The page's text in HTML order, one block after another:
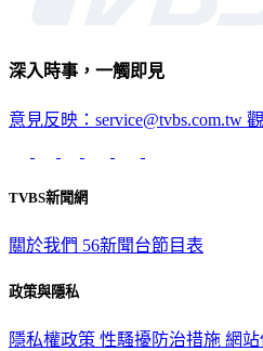
深入時事，一觸即見
意見反映：service@tvbs.com.tw
TVBS新聞網
關於我們 56新聞台節目表
政策與隱私
隱私權政策 性騷擾防治措施 網站